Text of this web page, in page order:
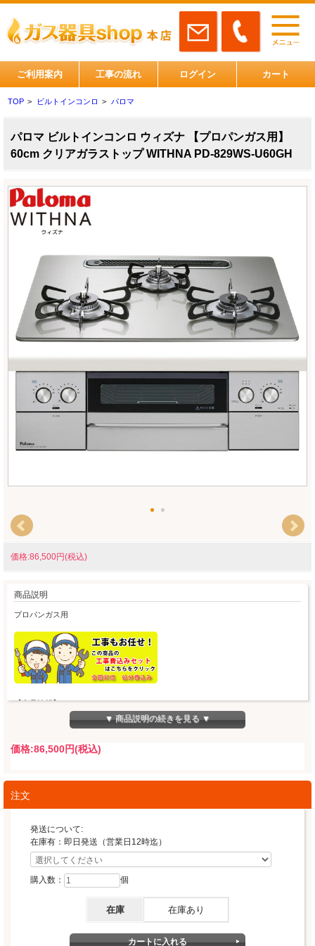
ご利用案内 工事の流れ ログイン カート
TOP > ビルトインコンロ > パロマ
パロマ ビルトインコンロ ウィズナ 【プロパンガス用】
60cm クリアガラストップ WITHNA PD-829WS-U60GH
価格:86,500円(税込)
商品説明
プロパンガス用
【商品情報】
■メーカー、型番、シリーズ
・パロマ、PD-829WS-U60GH ウィズナ（WITHNA）
■保証
■ガスの種類
プロパンガス
60cm、クリアガラストップ、シャインシルバー
水無し両面焼き、ラクック及びラクックグラン使用可能
※ラクック及びラクックグランは付属しておりません。
コンログリル消し忘れ消火機能、ロック、低荷重温度差センサー
▼ 商品説明の続きを見る ▼
価格:86,500円(税込)
注文
発送について:
在庫有：即日発送（営業日12時迄）
購入数： 個
在庫 在庫あり